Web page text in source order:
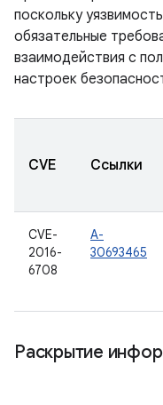
поскольку
обязательные
взаимодействия с
настроек
CVE Ссылки
CVE-
2016-
6708
A-
30693465
Раскрытие